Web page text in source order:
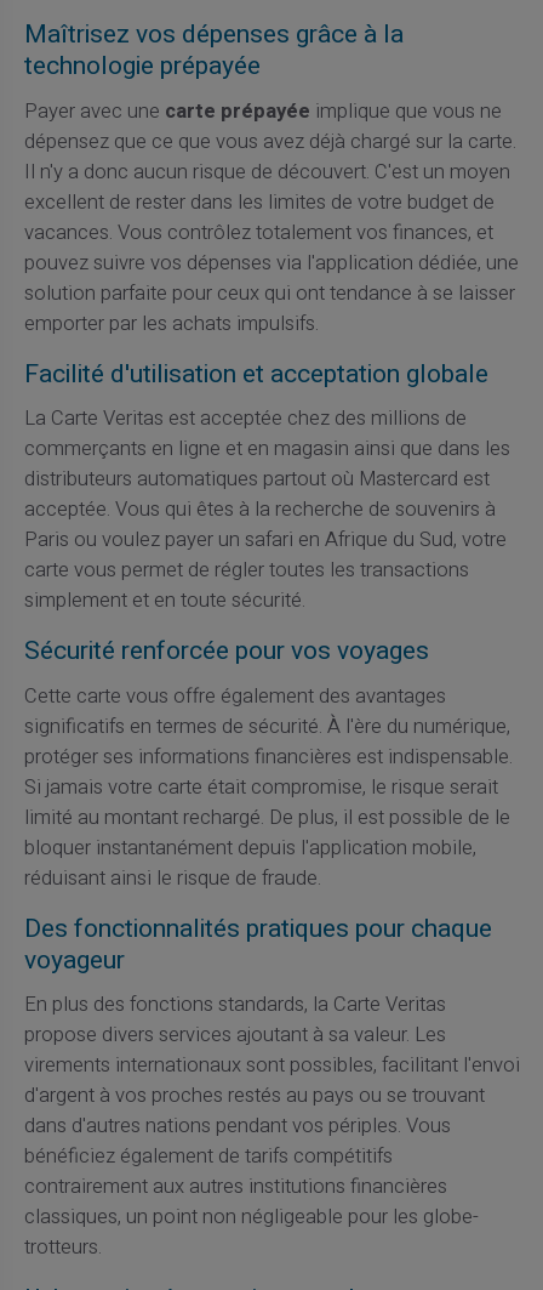
Maîtrisez vos dépenses grâce à la
technologie prépayée
Payer avec une carte prépayée implique que vous ne
dépensez que ce que vous avez déjà chargé sur la carte.
Il n'y a donc aucun risque de découvert. C'est un moyen
excellent de rester dans les limites de votre budget de
vacances. Vous contrôlez totalement vos finances, et
pouvez suivre vos dépenses via l'application dédiée, une
solution parfaite pour ceux qui ont tendance à se laisser
emporter par les achats impulsifs.
Facilité d'utilisation et acceptation globale
La Carte Veritas est acceptée chez des millions de
commerçants en ligne et en magasin ainsi que dans les
distributeurs automatiques partout où Mastercard est
acceptée. Vous qui êtes à la recherche de souvenirs à
Paris ou voulez payer un safari en Afrique du Sud, votre
carte vous permet de régler toutes les transactions
simplement et en toute sécurité.
Sécurité renforcée pour vos voyages
Cette carte vous offre également des avantages
significatifs en termes de sécurité. À l'ère du numérique,
protéger ses informations financières est indispensable.
Si jamais votre carte était compromise, le risque serait
limité au montant rechargé. De plus, il est possible de le
bloquer instantanément depuis l'application mobile,
réduisant ainsi le risque de fraude.
Des fonctionnalités pratiques pour chaque
voyageur
En plus des fonctions standards, la Carte Veritas
propose divers services ajoutant à sa valeur. Les
virements internationaux sont possibles, facilitant l'envoi
d'argent à vos proches restés au pays ou se trouvant
dans d'autres nations pendant vos périples. Vous
bénéficiez également de tarifs compétitifs
contrairement aux autres institutions financières
classiques, un point non négligeable pour les globe-
trotteurs.